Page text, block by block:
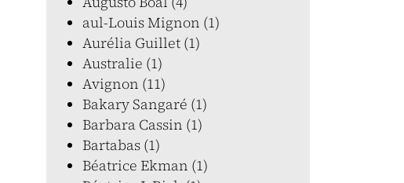
aul-Louis Mignon (1)
Aurélia Guillet (1)
Australie (1)
Avignon (11)
Bakary Sangaré (1)
Barbara Cassin (1)
Bartabas (1)
Béatrice Ekman (1)